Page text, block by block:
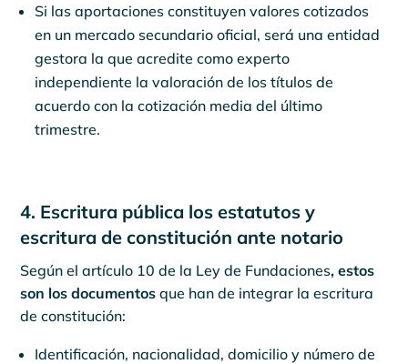
Si las aportaciones constituyen valores cotizados
en un mercado secundario oficial, será una entidad
gestora la que acredite como experto
independiente la valoración de los títulos de
acuerdo con la cotización media del último
trimestre.
4. Escritura pública los estatutos y
escritura de constitución ante notario
Según el artículo 10 de la Ley de Fundaciones, estos
son los documentos que han de integrar la escritura
de constitución:
Identificación, nacionalidad, domicilio y número de